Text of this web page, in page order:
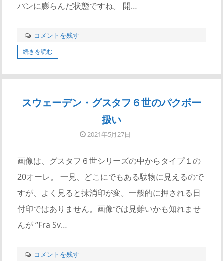
パンに膨らんだ状態ですね。 開…
コメントを残す
続きを読む
スウェーデン・グスタフ６世のパクボー
扱い
2021年5月27日
画像は、グスタフ６世シリーズの中からタイプ１の
20オーレ。 一見、どこにでもある駄物に見えるので
すが、よく見ると抹消印が変。一般的に押される日
付印ではありません。画像では見難いかも知れませ
んが “Fra Sv…
コメントを残す